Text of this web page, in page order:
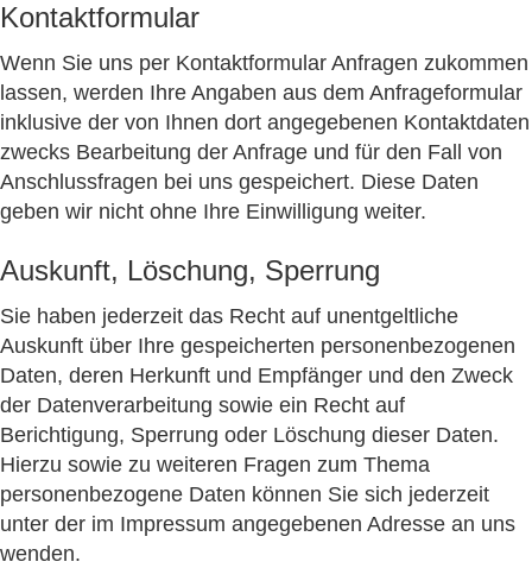
Kontaktformular
Wenn Sie uns per Kontaktformular Anfragen zukommen
lassen, werden Ihre Angaben aus dem Anfrageformular
inklusive der von Ihnen dort angegebenen Kontaktdaten
zwecks Bearbeitung der Anfrage und für den Fall von
Anschlussfragen bei uns gespeichert. Diese Daten
geben wir nicht ohne Ihre Einwilligung weiter.
Auskunft, Löschung, Sperrung
Sie haben jederzeit das Recht auf unentgeltliche
Auskunft über Ihre gespeicherten personenbezogenen
Daten, deren Herkunft und Empfänger und den Zweck
der Datenverarbeitung sowie ein Recht auf
Berichtigung, Sperrung oder Löschung dieser Daten.
Hierzu sowie zu weiteren Fragen zum Thema
personenbezogene Daten können Sie sich jederzeit
unter der im Impressum angegebenen Adresse an uns
wenden.